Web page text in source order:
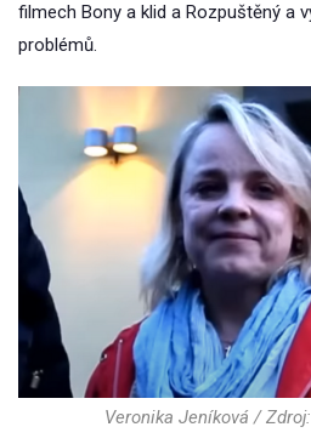
filmech Bony a klid a Rozpuštěný a
problémů.
Veronika Jeníková /